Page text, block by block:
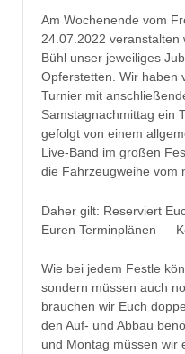
Am Wochenende vom
24.07.2022 veranstalten
Bühl unser jeweiliges
Opferstetten. Wir haben
Turnier mit
Samstagnachmittag ein
gefolgt von einem
Live-Band im großen
die Fahrzeugweihe vom
Daher gilt: Reserviert
Euren Terminplänen —
Wie bei jedem Festle
sondern müssen auch
brauchen wir Euch
den Auf- und Abbau
und Montag müssen wir